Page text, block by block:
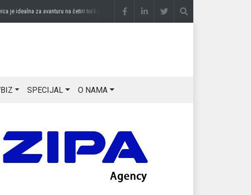
je idealna za avanturu na četiri točkaprije 3 sedmice DRAGAN OSTOJIĆ: Moj karakter je
SPECIJAL O NAMA